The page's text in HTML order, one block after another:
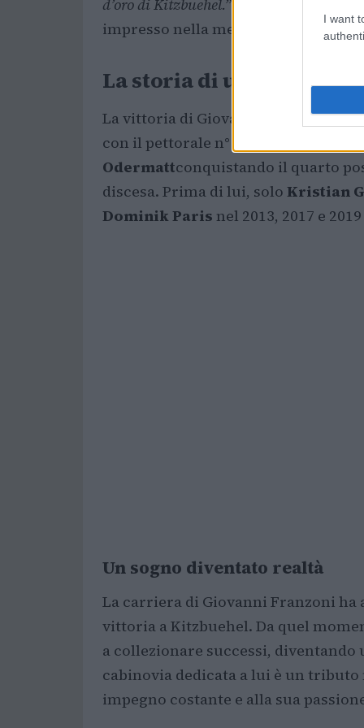
I want
d’oro di Kitzbuehel.”
impresso nella memoria dello sci
La storia di una vittoria
La vittoria di Giovanni Franzoni
con il pettorale n° 2, ha resistito di
Odermattconquistando il quarto
discesa. Prima di lui, solo Kristian
Dominik Paris nel 2013, 2017 e
Un sogno diventato realtà
La carriera di Giovanni Franzoni ha
vittoria a Kitzbuehel. Da quel
a collezionare successi,
cabinovia dedicata a lui è un
impegno costante e alla sua